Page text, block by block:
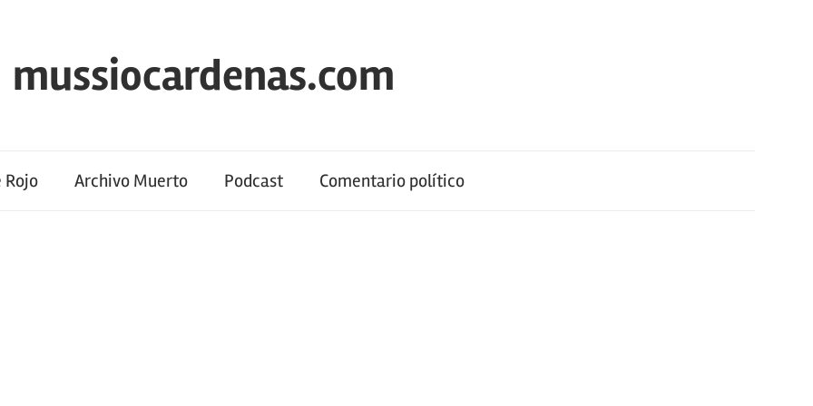
mussiocardenas.com
Archivo Muerto Podcast Comentario político